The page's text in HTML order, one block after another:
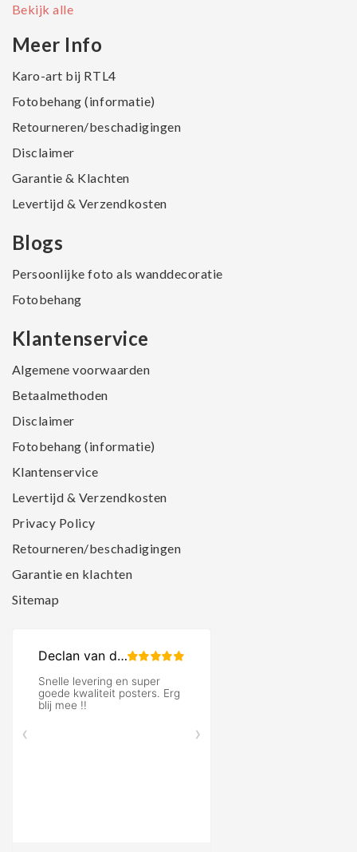
Bekijk alle
Meer Info
Karo-art bij RTL4
Fotobehang (informatie)
Retourneren/beschadigingen
Disclaimer
Garantie & Klachten
Levertijd & Verzendkosten
Blogs
Persoonlijke foto als wanddecoratie
Fotobehang
Klantenservice
Algemene voorwaarden
Betaalmethoden
Disclaimer
Fotobehang (informatie)
Klantenservice
Levertijd & Verzendkosten
Privacy Policy
Retourneren/beschadigingen
Garantie en klachten
Sitemap